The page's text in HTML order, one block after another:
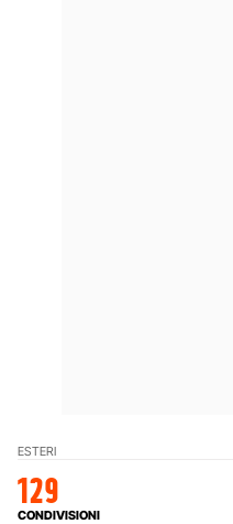
ESTERI
129
CONDIVISIONI